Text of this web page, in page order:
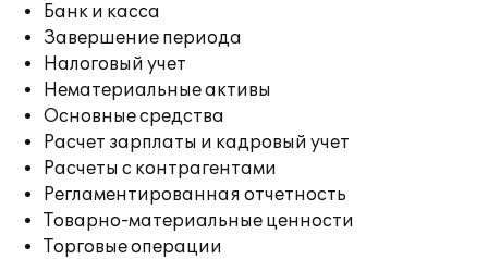
Банк и касса
Завершение периода
Налоговый учет
Нематериальные активы
Основные средства
Расчет зарплаты и кадровый учет
Расчеты с контрагентами
Регламентированная отчетность
Товарно-материальные ценности
Торговые операции